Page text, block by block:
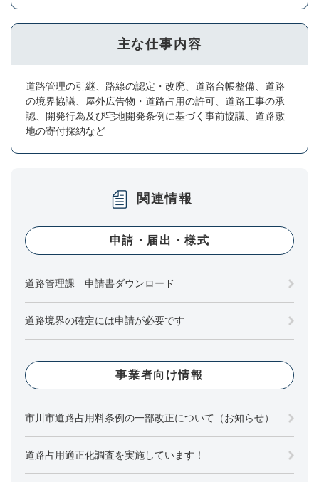
主な仕事内容
道路管理の引継、路線の認定・改廃、道路台帳整備、道路
の境界協議、屋外広告物・道路占用の許可、道路工事の承
認、開発行為及び宅地開発条例に基づく事前協議、道路敷
地の寄付採納など
関連情報
申請・届出・様式
道路管理課 申請書ダウンロード
道路境界の確定には申請が必要です
事業者向け情報
市川市道路占用料条例の一部改正について（お知らせ）
道路占用適正化調査を実施しています！